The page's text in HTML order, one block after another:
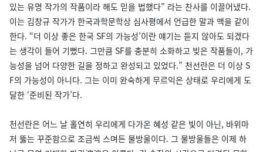
있는 유명 작가의 작품이라 해도 믿을 법했다” 라는 찬사를 이끌어냈다.
이는 김창규 작가가 한국과학문학상 심사평에서 언급한 말과 맥을 같이
한다. “더 이상 좋은 한국 SF의 가능성’이란 얘기는 듣지 않아도 되겠다
는 생각이 들어 기뻤다. 그만큼 SF를 충분히 소화하고 빚은 작품들이, 가
능성을 넘어 다양한 길을 정하고 완성되고 있었다.” 천선란은 더 이상 S
F의 가능성이 아니다. 그는 이미 완숙하게 무르익은 상태로 우리에게 도
달한 ‘준비된 작가’다.
천선란은 어느 날 홀연히 우리에게 다가온 혜성 같은 빛이 아닌, 바위마
저 뚫는 꾸준함으로 조금씩 스며든 물방울이다. 그 물방울들은 이제 하